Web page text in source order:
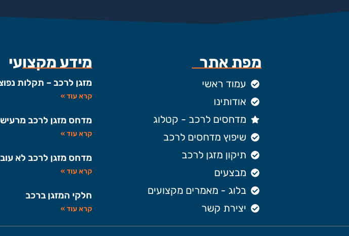
מפת אתר
עמוד ראשי
אודותינו
מדחסים לרכב - קטלוג
שיפוץ מדחסים לרכב
תיקון מזגן לרכב
מבצעים
בלוג - מאמרים מקצועים
יצירת קשר
מידע מקצועי
מזגן לרכב – תקלות
קרא עוד »
מדחס מזגן לרכב מרעיש
קרא עוד »
מדחס מזגן לרכב לא
קרא עוד »
חלקי המזגן ברכב
קרא עוד »